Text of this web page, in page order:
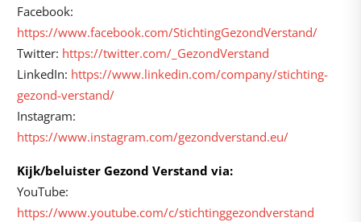
Facebook:
https://www.facebook.com/StichtingGezondVerstand/
Twitter: https://twitter.com/_GezondVerstand
LinkedIn: https://www.linkedin.com/company/stichting-
gezond-verstand/
Instagram:
https://www.instagram.com/gezondverstand.eu/
Kijk/beluister Gezond Verstand via:
YouTube:
https://www.youtube.com/c/stichtinggezondverstand